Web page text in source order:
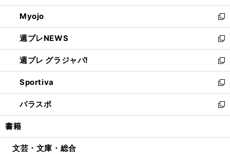
開
く
ウ
で
開
く
ン
ド
ウ
で
開
く
ウ
ィ
ン
ド
ウ
で
開
く
Myojo
新
し
い
ウ
ィ
ン
ド
ウ
で
開
週プレNEWS
新
し
い
ウ
ィ
ン
ド
ウ
開
週プレ グラジャパ!
新
し
い
ウ
ィ
ン
ウ
Sportiva
新
し
い
ウ
ン
パラスポ
新
し
ウ
書籍
文芸・文庫・総合